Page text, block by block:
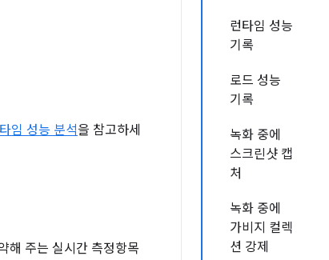
런타임 성능
기록
로드 성능
기록
녹화 중에
스크린샷 캡
처
녹화 중에
가비지 컬렉
션 강제
임 성능 분석을 참고하세
해 주는 실시간 측정항목